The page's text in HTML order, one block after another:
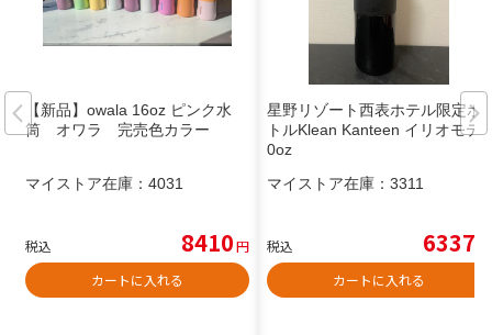
【新品】owala 16oz ピンク水
筒 オワラ 完売色カラー
マイストア在庫： 4031
税込 8410円
カートに入れる
星野リゾート西表ホテル限定ボ
トルKlean Kanteen イリオモテ2
0oz
マイストア在庫： 3311
税込 6337
カートに入れる